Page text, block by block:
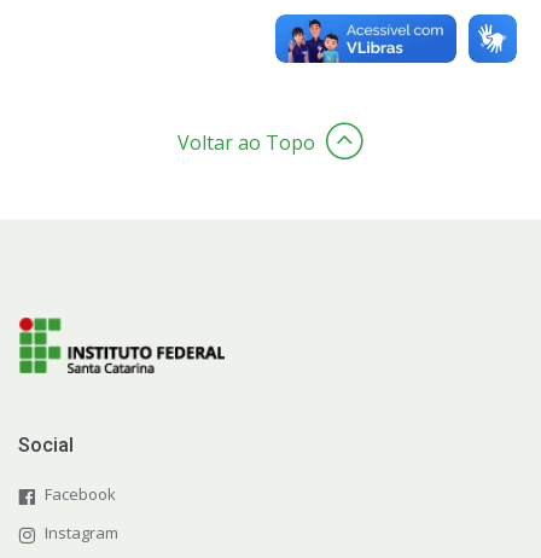
Publicações Oficiais
Relação com Fundação de Apoio
Voltar ao Topo
Social
Facebook
Instagram